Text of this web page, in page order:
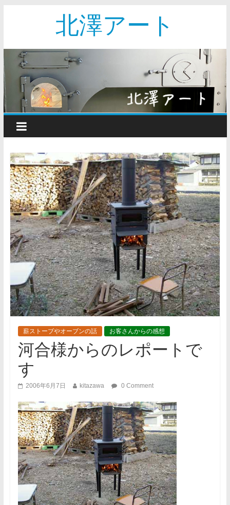
北澤アート
薪ストーブやオーブンの話 お客さんからの感想
河合様からのレポートで
す
2006年6月7日 kitazawa 0 Comment